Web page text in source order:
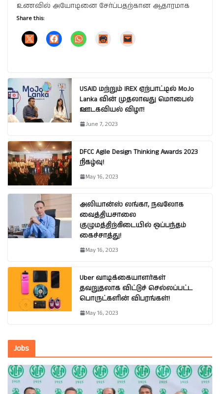
உணவில் அயோடினை சேர்ப்பதற்கான ஆதாரமாக
Share this:
USAID மற்றும் IREX ஏற்பாட்டில் MoJo
Lanka வின் முதலாவது மொபைல்
ஊடகவியல் விழா!
June 7, 2023
DFCC Agile Design Thinking Awards 2023
நிகழ்வு!
May 16, 2023
அலியான்ஸ் லங்கா, நவலோக
வைத்தியசாலை
குழுமத்திற்கிடையில் ஒப்பந்தம்
கைச்சாத்து!
May 16, 2023
Uber வாடிக்கையாளர்கள்
தவறுதலாக விட்டுச் செல்லப்பட்ட
பொருட்களின் விபரங்கள்!
May 16, 2023
Jobs